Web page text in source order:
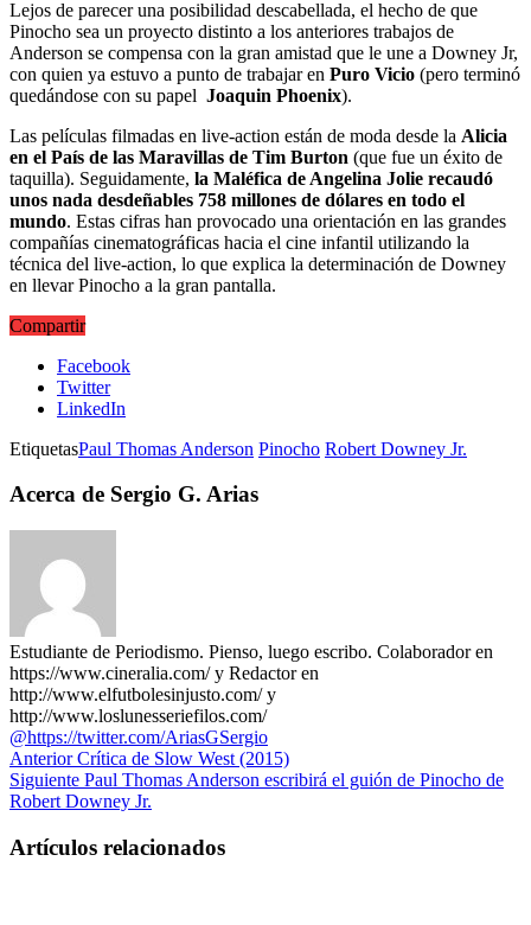
Lejos de parecer una posibilidad descabellada, el hecho de que
Pinocho sea un proyecto distinto a los anteriores trabajos de
Anderson se compensa con la gran amistad que le une a Downey Jr,
con quien ya estuvo a punto de trabajar en Puro Vicio (pero terminó
quedándose con su papel Joaquin Phoenix).
Las películas filmadas en live-action están de moda desde la Alicia
en el País de las Maravillas de Tim Burton (que fue un éxito de
taquilla). Seguidamente, la Maléfica de Angelina Jolie recaudó
unos nada desdeñables 758 millones de dólares en todo el
mundo. Estas cifras han provocado una orientación en las grandes
compañías cinematográficas hacia el cine infantil utilizando la
técnica del live-action, lo que explica la determinación de Downey
en llevar Pinocho a la gran pantalla.
Compartir
Facebook
Twitter
LinkedIn
EtiquetasPaul Thomas Anderson Pinocho Robert Downey Jr.
Acerca de Sergio G. Arias
Estudiante de Periodismo. Pienso, luego escribo. Colaborador en
https://www.cineralia.com/ y Redactor en
http://www.elfutbolesinjusto.com/ y
http://www.loslunesseriefilos.com/
@https://twitter.com/AriasGSergio
AnteriorCrítica de Slow West (2015)
Siguiente Paul Thomas Anderson escribirá el guión de Pinocho de
Robert Downey Jr.
Artículos relacionados